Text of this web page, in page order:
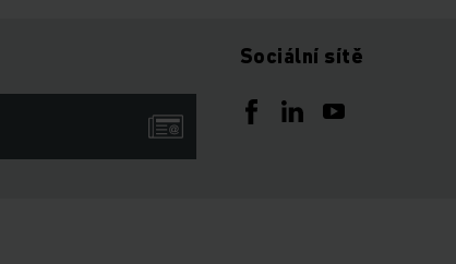
Sociální sítě